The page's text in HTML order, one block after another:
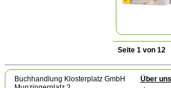
Seite 1 von 12
Buchhandlung Klosterplatz GmbH
Über uns